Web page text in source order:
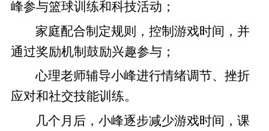
峰参与篮球训练和科技活动；
家庭配合制定规则，控制游戏时间，并
通过奖励机制鼓励兴趣参与；
心理老师辅导小峰进行情绪调节、挫折
应对和社交技能训练。
几个月后，小峰逐步减少游戏时间，课